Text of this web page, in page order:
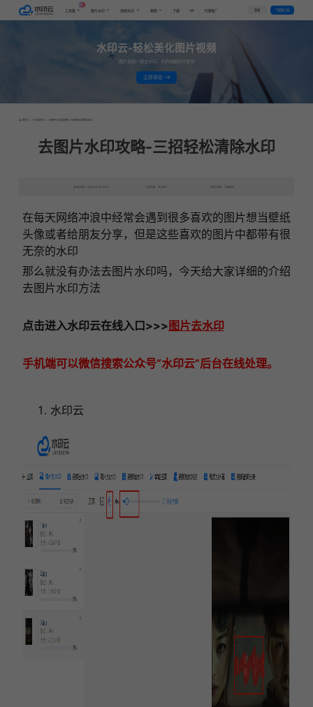
工具集
AI
图片水印 视频水印 教程 下载 VIP 代理推广 登录 下载客户端
水印云-轻松美化图片视频
图片视频一键去水印，手机电脑均可使用
立即体验
首页 > 行业资讯 > 去图片水印攻略-三招轻松清除水印
去图片水印攻略-三招轻松清除水印
发布日期：2023-09-19 18:33 发表者：去水印 浏览次数：10968次
在每天网络冲浪中经常会遇到很多喜欢的图片想当壁纸
头像或者给朋友分享，但是这些喜欢的图片中都带有很
无奈的水印
那么就没有办法去图片水印吗，今天给大家详细的介绍
去图片水印方法
点击进入水印云在线入口>>>图片去水印
手机端可以微信搜索公众号“水印云”后台在线处理。
水印云